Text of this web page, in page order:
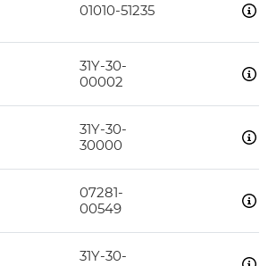
01010-51235
31Y-30-
00002
31Y-30-
30000
07281-
00549
31Y-30-